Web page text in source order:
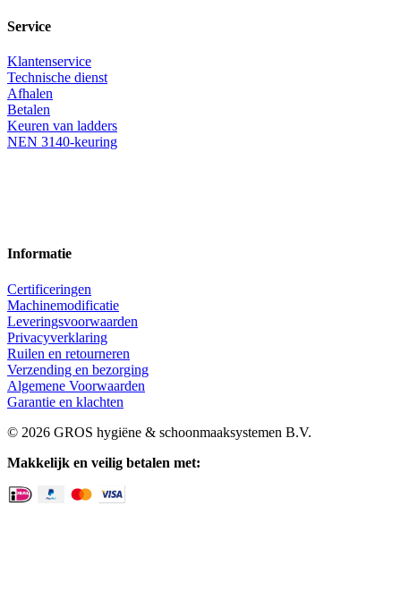
Service
Klantenservice
Technische dienst
Afhalen
Betalen
Keuren van ladders
NEN 3140-keuring
Informatie
Certificeringen
Machinemodificatie
Leveringsvoorwaarden
Privacyverklaring
Ruilen en retourneren
Verzending en bezorging
Algemene Voorwaarden
Garantie en klachten
© 2026 GROS hygiëne & schoonmaaksystemen B.V.
Makkelijk en veilig betalen met: